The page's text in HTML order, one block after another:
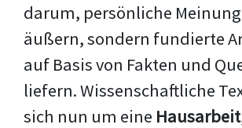
darum, persönliche
äußern, sondern fundierte
auf Basis von Fakten und
liefern. Wissenschaftliche
sich nun um eine Hausarbeit